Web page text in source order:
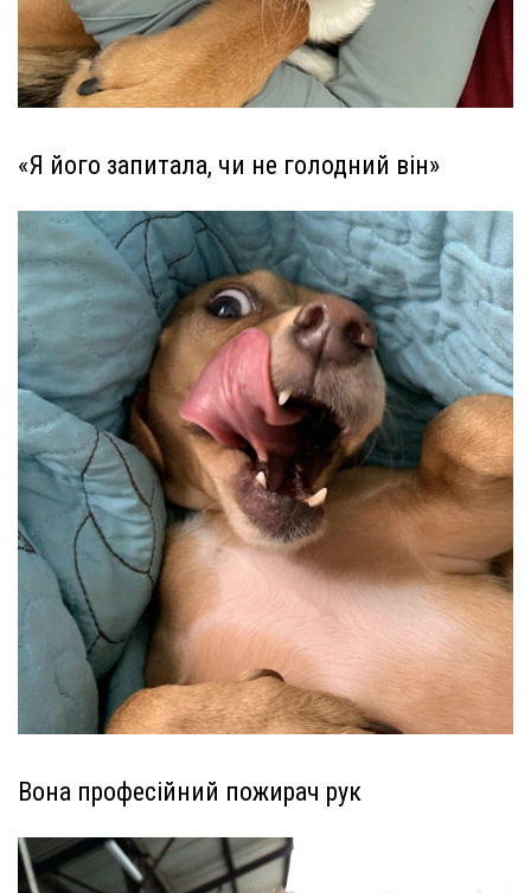
«Я його запитала, чи не голодний він»
Вона професійний пожирач рук